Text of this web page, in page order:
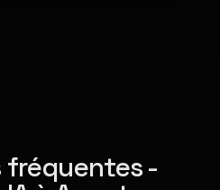
fréquentes -